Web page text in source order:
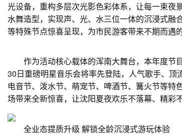
光设备，重构多层次光影色彩体系，让每一束夜
水舞造型，实现声、光、水三位一体的沉浸式融
等特殊节点惊喜呈现，为市民游客带来不期而遇
作为活动核心载体的浑南大舞台，本年度节
30日重磅明星音乐会将率先登陆，人气歌手、
电音节、泼水节、萌宠节、啤酒节、篝火节等
场带来全新惊喜，让沈阳夏夜欢乐不落幕、精彩不
全业态提质升级 解锁全龄沉浸式游玩体验